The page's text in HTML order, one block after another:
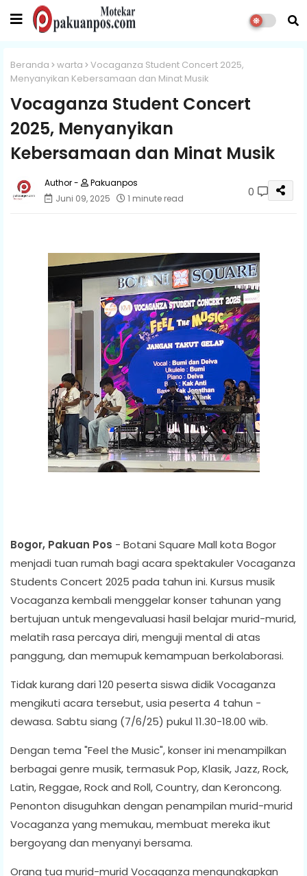
Beranda warta
Vocaganza Student Concert 2025,
Menyanyikan Kebersamaan dan Minat Musik
Vocaganza Student Concert
2025, Menyanyikan
Kebersamaan dan Minat Musik
Pakuanpos
Juni 09, 2025
1 minute read 0
Bogor, Pakuan Pos - Botani Square Mall kota Bogor
menjadi tuan rumah bagi acara spektakuler Vocaganza
Students Concert 2025 pada tahun ini. Kursus musik
Vocaganza kembali menggelar konser tahunan yang
bertujuan untuk mengevaluasi hasil belajar murid-murid,
melatih rasa percaya diri, menguji mental di atas
panggung, dan memupuk kemampuan berkolaborasi.
Tidak kurang dari 120 peserta siswa didik Vocaganza
mengikuti acara tersebut, usia peserta 4 tahun -
dewasa. Sabtu siang (7/6/25) pukul 11.30-18.00 wib.
Dengan tema "Feel the Music", konser ini menampilkan
berbagai genre musik, termasuk Pop, Klasik, Jazz, Rock,
Latin, Reggae, Rock and Roll, Country, dan Keroncong.
Penonton disuguhkan dengan penampilan murid-murid
Vocaganza yang memukau, membuat mereka ikut
bergoyang dan menyanyi bersama.
Orang tua murid-murid Vocaganza mengungkapkan